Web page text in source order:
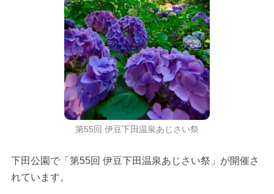
第55回 伊豆下田温泉あじさい祭
下田公園で「第55回 伊豆下田温泉あじさい祭」が開催さ
れています。